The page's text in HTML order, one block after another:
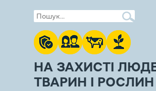
НА ЗАХИСТІ
ТВАРИН І РОСЛИН